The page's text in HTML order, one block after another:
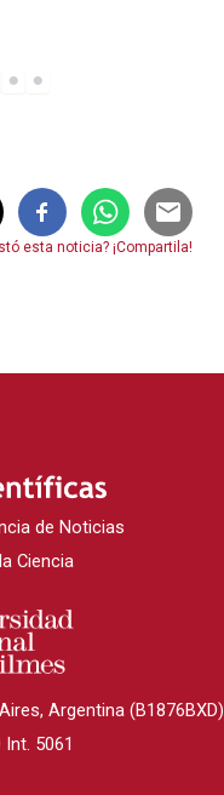
esta noticia? ¡Compartila!
de Noticias
Ciencia
Argentina (B1876BXD)
5061